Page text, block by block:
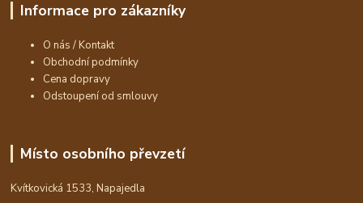
Informace pro zákazníky
O nás / Kontakt
Obchodní podmínky
Cena dopravy
Odstoupení od smlouvy
Místo osobního převzetí
Kvítkovická 1533, Napajedla